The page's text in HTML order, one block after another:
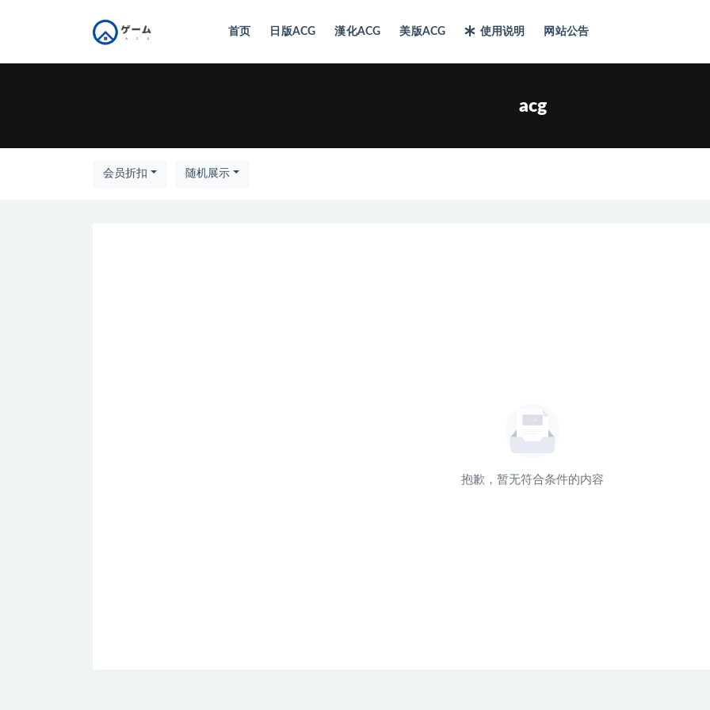
首页 日版ACG 漢化ACG 美版ACG 使用说明 网站公告
acg
会员折扣 随机展示
抱歉，暂无符合条件的内容